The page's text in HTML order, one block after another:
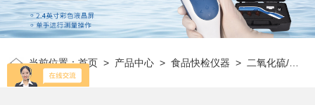
当前位置：首页 > 产品中心 >食品快检仪器 >二氧化硫/亚硝酸盐检测仪